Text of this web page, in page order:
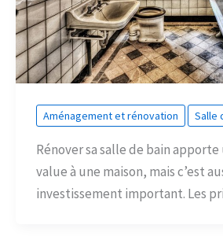
Aménagement et rénovation Salle
Rénover sa salle de bain
value à une maison, mais c’est
investissement important. Les